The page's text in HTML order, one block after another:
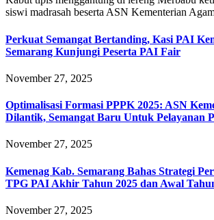
siswi madrasah beserta ASN Kementerian
Perkuat Semangat Bertanding, Kasi PAI
Semarang Kunjungi Peserta PAI Fair
November 27, 2025
Optimalisasi Formasi PPPK 2025: ASN
Dilantik, Semangat Baru Untuk Pelayanan
November 27, 2025
Kemenag Kab. Semarang Bahas Strategi
TPG PAI Akhir Tahun 2025 dan Awal
November 27, 2025